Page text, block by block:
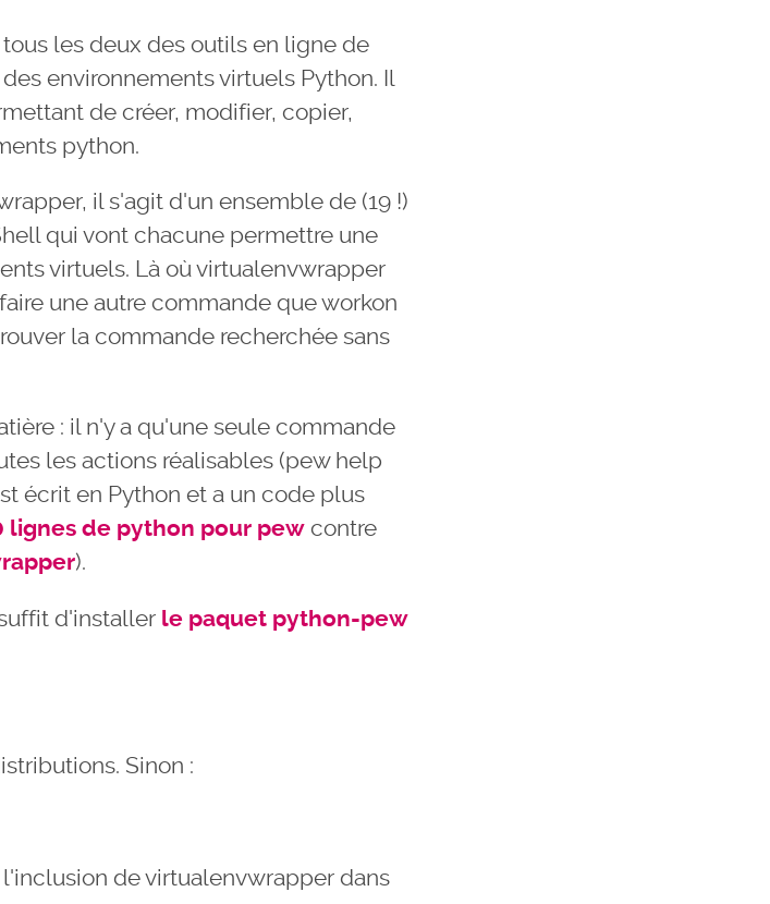
les deux des outils en ligne de
environnements virtuels Python. Il
de créer, modifier, copier,
python.
il s'agit d'un ensemble de (19 !)
qui vont chacune permettre une
virtuels. Là où virtualenvwrapper
une autre commande que workon
la commande recherchée sans
: il n'y a qu'une seule commande
les actions réalisables (pew help
écrit en Python et a un code plus
lignes de python pour pewcontre
).
d'installer le paquet python-pew
Sinon :
de virtualenvwrapper dans